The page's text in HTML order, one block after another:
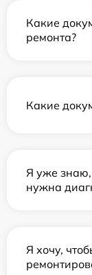
Какие
ремонта?
Какие
Я уже знаю,
нужна
Я хочу,